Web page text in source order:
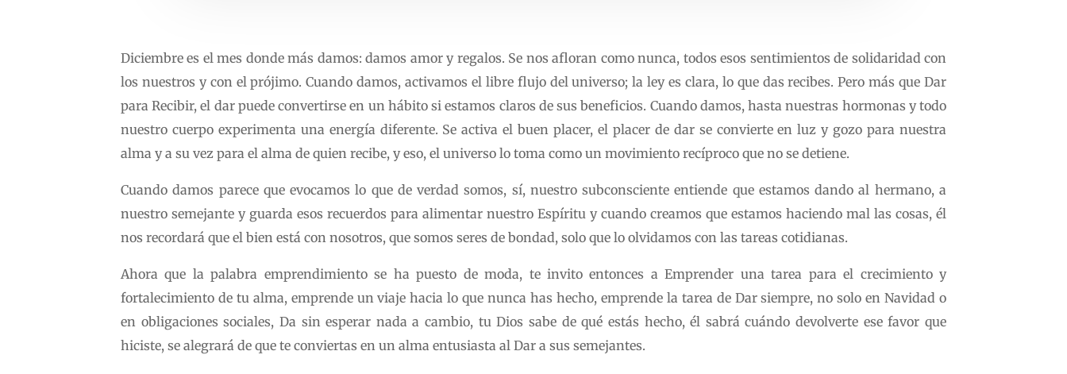
Diciembre es el mes donde más damos: damos amor y regalos. Se nos afloran como nunca, todos esos sentimientos de solidaridad con
los nuestros y con el prójimo. Cuando damos, activamos el libre flujo del universo; la ley es clara, lo que das recibes. Pero más que Dar
para Recibir, el dar puede convertirse en un hábito si estamos claros de sus beneficios. Cuando damos, hasta nuestras hormonas y todo
nuestro cuerpo experimenta una energía diferente. Se activa el buen placer, el placer de dar se convierte en luz y gozo para nuestra
alma y a su vez para el alma de quien recibe, y eso, el universo lo toma como un movimiento recíproco que no se detiene.
Cuando damos parece que evocamos lo que de verdad somos, sí, nuestro subconsciente entiende que estamos dando al hermano, a
nuestro semejante y guarda esos recuerdos para alimentar nuestro Espíritu y cuando creamos que estamos haciendo mal las cosas, él
nos recordará que el bien está con nosotros, que somos seres de bondad, solo que lo olvidamos con las tareas cotidianas.
Ahora que la palabra emprendimiento se ha puesto de moda, te invito entonces a Emprender una tarea para el crecimiento y
fortalecimiento de tu alma, emprende un viaje hacia lo que nunca has hecho, emprende la tarea de Dar siempre, no solo en Navidad o
en obligaciones sociales, Da sin esperar nada a cambio, tu Dios sabe de qué estás hecho, él sabrá cuándo devolverte ese favor que
hiciste, se alegrará de que te conviertas en un alma entusiasta al Dar a sus semejantes.